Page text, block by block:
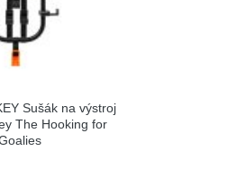
Sušák na výstroj
The Hooking for